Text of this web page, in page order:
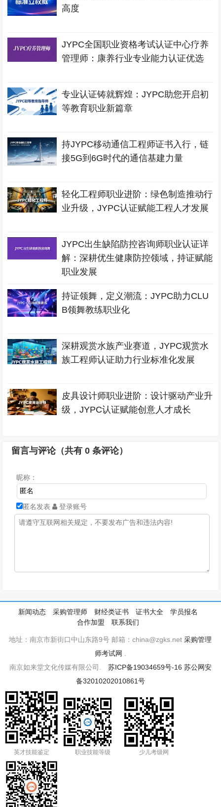
高度
JYPC全国职业资格考试认证中心疗养
管理师：康养行业专业能力认证优选
专业认证铸就辉煌：JYPC助您开启初
等教育职业新篇章
持JYPC移动通信工程师证书入行，链
接5G到6G时代的通信基建力量
轻化工程师职业进阶：绿色制造推动行
业升级，JYPC认证赋能工程人才发展
JYPC出生缺陷防控咨询师职业认证详
解：深耕优生健康防控领域，持证赋能
职业发展
持证领舞，定义潮流：JYPC助力CLU
B领舞教练职业化
深耕观赏水族产业赛道，JYPC观赏水
族工程师认证助力行业标准化发展
皮具设计师职业进阶：设计驱动产业升
级，JYPC认证赋能创意人才成长
留言与评论（共有0 条评论）
昵称：
匿名发表 登录账号
新闻动态 采购管理师 财经类证书 证书大全
学员报名
合作加盟
联系我们
地址：南京市新街口中山东路9号 邮箱：china@zgks.net采购管理
师考试网
南京如来堂文化传媒有限公司. 苏ICP备19034659号-16 苏公网安
备32010202010861号
英才技能鉴定 职业技能等级 少儿考级网